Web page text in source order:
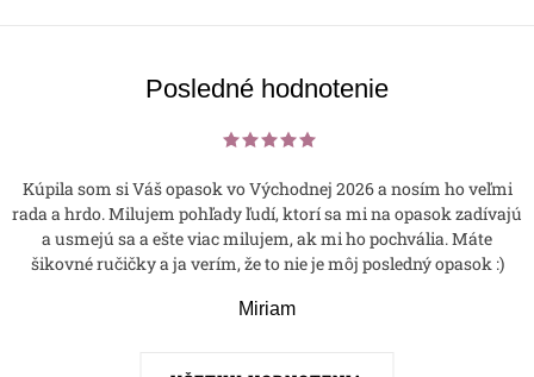
Posledné hodnotenie
Kúpila som si Váš opasok vo Východnej 2026 a nosím ho veľmi
rada a hrdo. Milujem pohľady ľudí, ktorí sa mi na opasok zadívajú
a usmejú sa a ešte viac milujem, ak mi ho pochvália. Máte
šikovné ručičky a ja verím, že to nie je môj posledný opasok :)
Miriam